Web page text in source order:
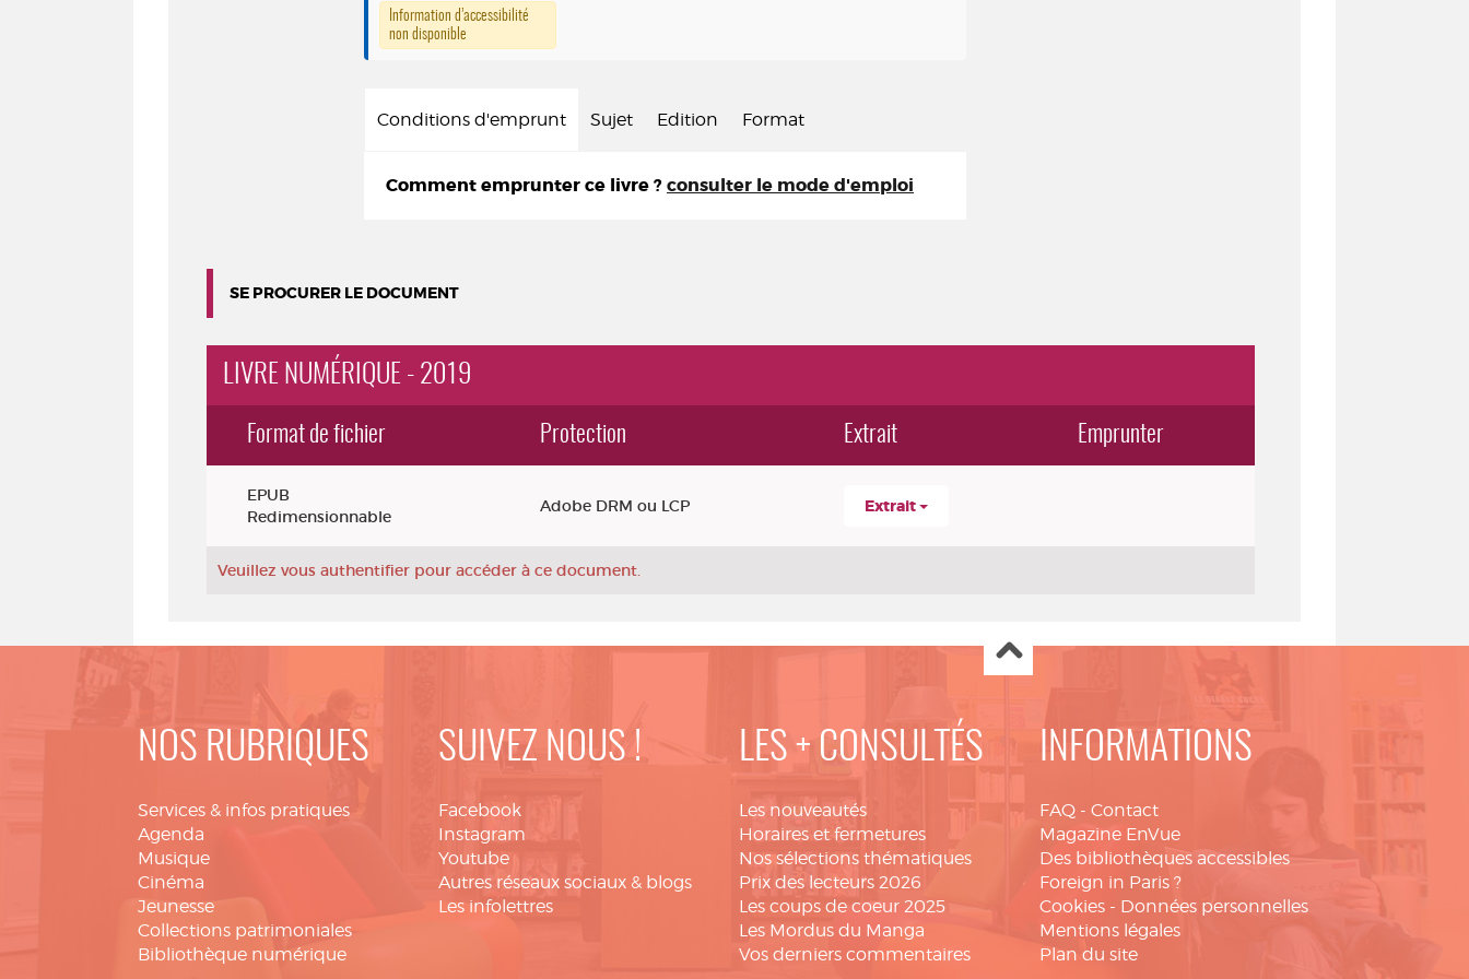
Information d’accessibilité
non disponible
Conditions d'emprunt Sujet Edition Format
Comment emprunter ce livre ? consulter le mode d'emploi
SE PROCURER LE DOCUMENT
LIVRE NUMÉRIQUE - 2019
Format de fichier Protection Extrait Emprunter
EPUB
Redimensionnable
Adobe DRM ou LCP Extrait
Veuillez vous authentifier pour accéder à ce document.
NOS RUBRIQUES
Services & infos pratiques
Agenda
Musique
Cinéma
Jeunesse
Collections patrimoniales
Bibliothèque numérique
SUIVEZ NOUS !
Facebook
Instagram
Youtube
Autres réseaux sociaux & blogs
Les infolettres
LES + CONSULTÉS
Les nouveautés
Horaires et fermetures
Nos sélections thématiques
Prix des lecteurs 2026
Les coups de coeur 2025
Les Mordus du Manga
Vos derniers commentaires
INFORMATIONS
FAQ - Contact
Magazine EnVue
Des bibliothèques accessibles
Foreign in Paris ?
Cookies - Données personnelles
Mentions légales
Plan du site